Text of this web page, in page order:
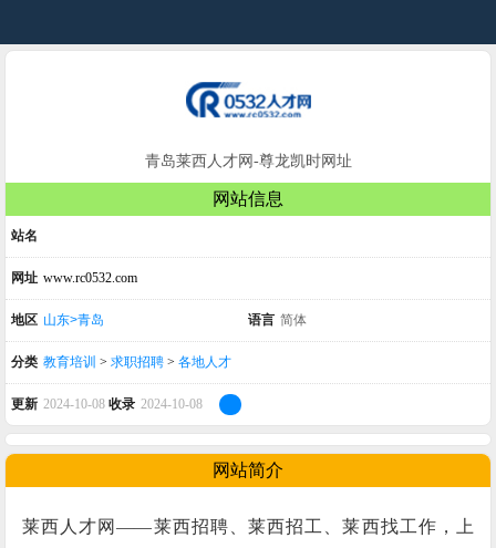
青岛莱西人才网-尊龙凯时网址
网站信息
站名
网址 www.rc0532.com
地区 山东>青岛 语言 简体
分类 教育培训 > 求职招聘 > 各地人才
更新 2024-10-08 收录 2024-10-08
网站简介
莱西人才网——莱西招聘、莱西招工、莱西找工作，上